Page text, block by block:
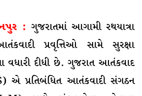
: ગુજરાતમાં આગામી રથયાત્રા
પ્રવૃત્તિઓ સામે સુરક્ષા
દીધી છે. ગુજરાત આતંકવાદ
એ પ્રતિબંધિત આતંકવાદી સંગઠન